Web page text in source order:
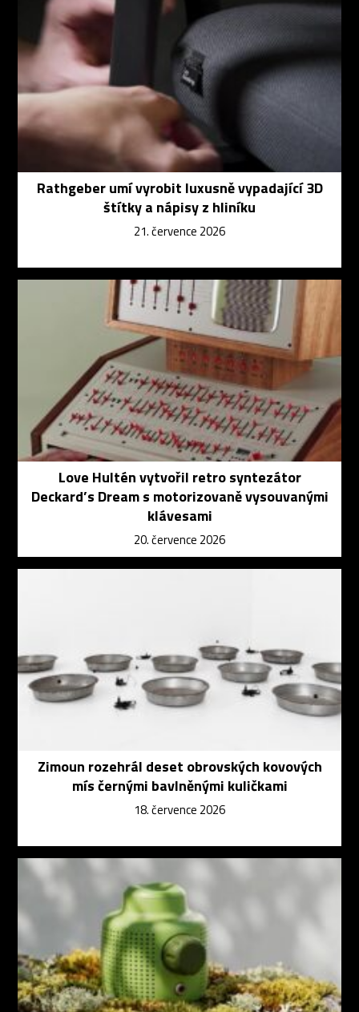
Rathgeber umí vyrobit luxusně vypadající 3D
štítky a nápisy z hliníku
21. července 2026
Love Hultén vytvořil retro syntezátor
Deckard’s Dream s motorizovaně vysouvanými
klávesami
20. července 2026
Zimoun rozehrál deset obrovských kovových
mís černými bavlněnými kuličkami
18. července 2026